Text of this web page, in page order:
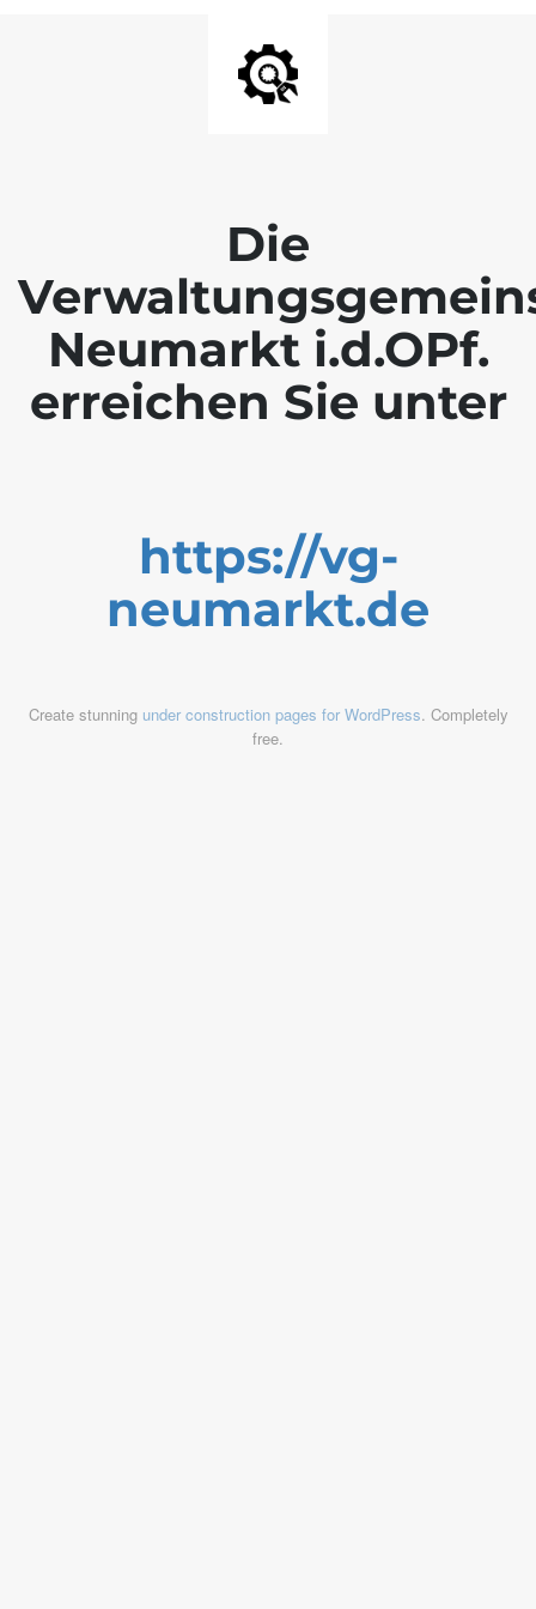
Die
Neumarkt i.d.OPf.
erreichen Sie unter
https://vg-
neumarkt.de
Create stunning under construction pages for WordPress. Completely
free.